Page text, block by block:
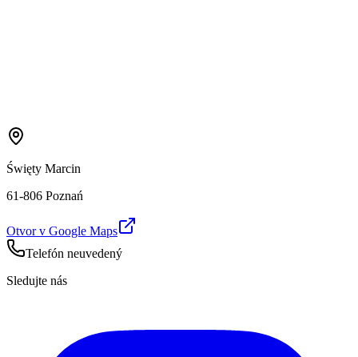
Święty Marcin
61-806 Poznań
Otvor v Google Maps
Telefón neuvedený
Sledujte nás